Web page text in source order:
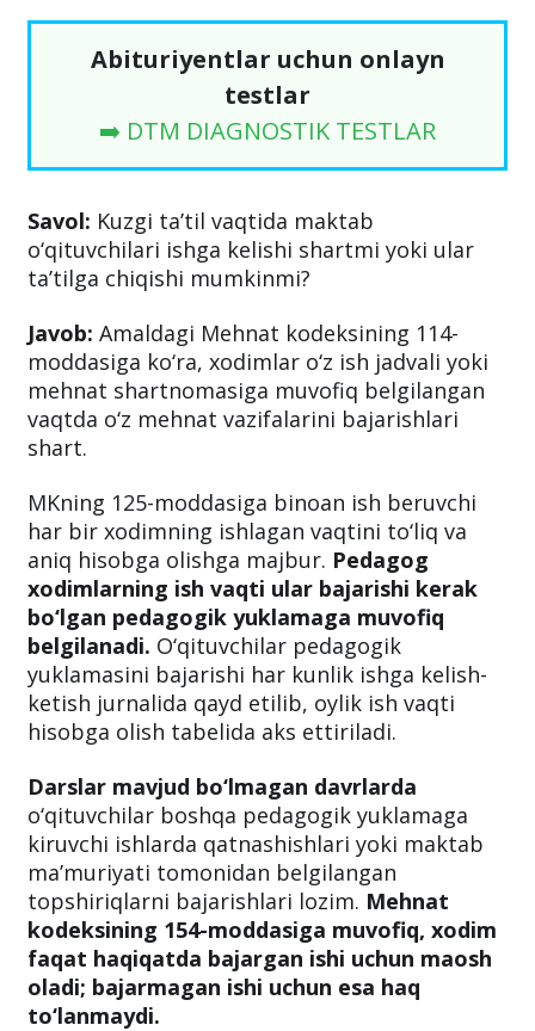
Abituriyentlar uchun onlayn
testlar
➡️ DTM DIAGNOSTIK TESTLAR
Savol: Kuzgi ta’til vaqtida maktab
o‘qituvchilari ishga kelishi shartmi yoki ular
ta’tilga chiqishi mumkinmi?
Javob: Amaldagi Mehnat kodeksining 114-
moddasiga ko‘ra, xodimlar o‘z ish jadvali yoki
mehnat shartnomasiga muvofiq belgilangan
vaqtda o‘z mehnat vazifalarini bajarishlari
shart.
MKning 125-moddasiga binoan ish beruvchi
har bir xodimning ishlagan vaqtini to‘liq va
aniq hisobga olishga majbur. Pedagog
xodimlarning ish vaqti ular bajarishi kerak
bo‘lgan pedagogik yuklamaga muvofiq
belgilanadi. O‘qituvchilar pedagogik
yuklamasini bajarishi har kunlik ishga kelish-
ketish jurnalida qayd etilib, oylik ish vaqti
hisobga olish tabelida aks ettiriladi.
Darslar mavjud bo‘lmagan davrlarda
o‘qituvchilar boshqa pedagogik yuklamaga
kiruvchi ishlarda qatnashishlari yoki maktab
ma’muriyati tomonidan belgilangan
topshiriqlarni bajarishlari lozim. Mehnat
kodeksining 154-moddasiga muvofiq, xodim
faqat haqiqatda bajargan ishi uchun maosh
oladi; bajarmagan ishi uchun esa haq
to‘lanmaydi.